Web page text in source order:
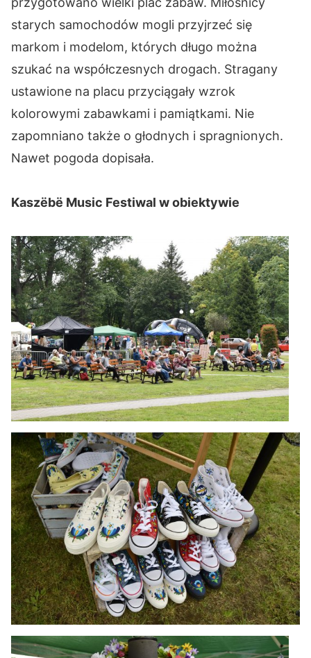
starych samochodów mogli przyjrzeć się
markom i modelom, których długo można
szukać na współczesnych drogach. Stragany
ustawione na placu przyciągały wzrok
kolorowymi zabawkami i pamiątkami. Nie
zapomniano także o głodnych i spragnionych.
Nawet pogoda dopisała.
Kaszëbë Music Festiwal w obiektywie